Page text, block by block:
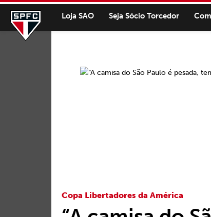
Loja SAO Seja Sócio Torcedor
Copa Libertadores da América